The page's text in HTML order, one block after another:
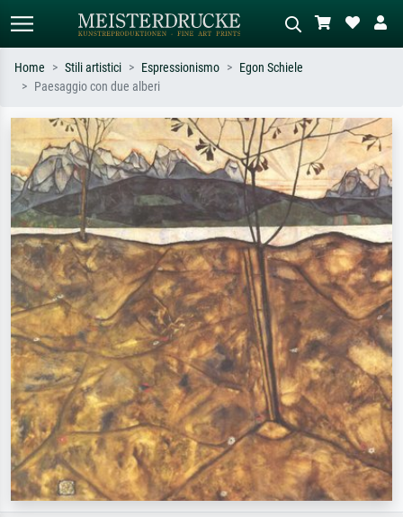
Cerca per artista, titolo o stile – es.
Monet, Notte stellata,
Impressionismo, onda di Hokusai,
nudo.
Descrivi la scena – es. prato verde,
astratto con molto rosso, dipinto a
olio scuro, nudo in piedi vicino a un
albero.
Home Stili artistici Espressionismo
Egon Schiele
Paesaggio con due alberi